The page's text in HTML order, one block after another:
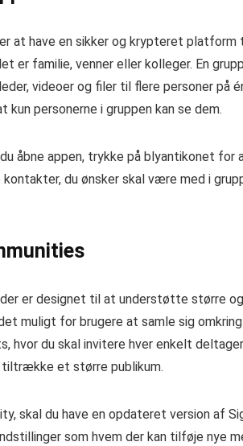
at have en sikker og krypteret platform
er familie, venner eller kolleger. En
videoer og filer til flere personer på
personerne i gruppen kan se dem.
åbne appen, trykke på blyantikonet for
du ønsker skal være med i
er designet til at understøtte større
muligt for brugere at samle sig
hvor du skal invitere hver enkelt
et større publikum.
skal du have en opdateret version af
som hvem der kan tilføje nye